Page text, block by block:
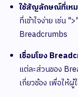
ใช้สัญลักษณ์ที่เหม
ที่เข้าใจง่าย เช่น
Breadcrumbs​
เชื่อมโยง
แต่ละส่วนของ
เกี่ยวข้อง เพื่อให้ผู้